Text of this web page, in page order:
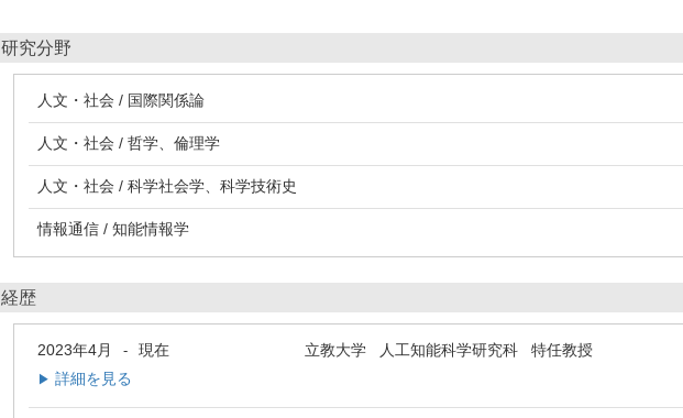
研究分野
人文・社会 / 国際関係論
人文・社会 / 哲学、倫理学
人文・社会 / 科学社会学、科学技術史
情報通信 / 知能情報学
経歴
2023年4月 - 現在 立教大学 人工知能科学研究科 特任教授
▶ 詳細を見る